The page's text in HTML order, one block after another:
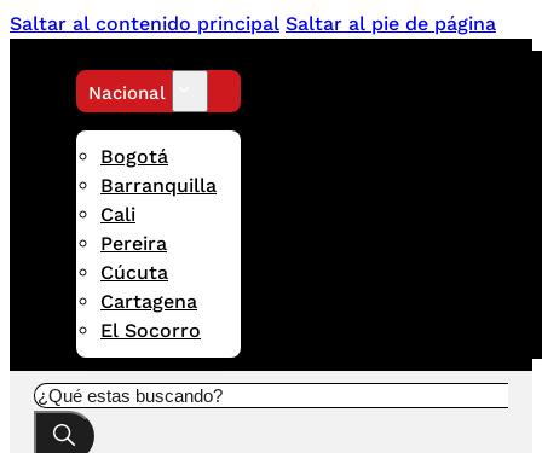
Saltar al contenido principal Saltar al pie de página
Nacional
Bogotá
Barranquilla
Cali
Pereira
Cúcuta
Cartagena
El Socorro
Buscar